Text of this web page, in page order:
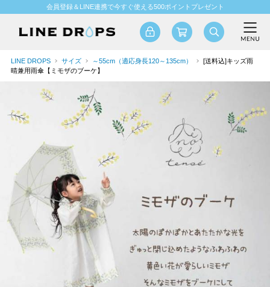
会員登録＆LINE連携で今すぐ使える500ポイントプレゼント
LINE DROPS サイズ ～55cm（適応身長120～135cm）
[送料込]キッズ雨
晴兼用雨傘【ミモザのブーケ】